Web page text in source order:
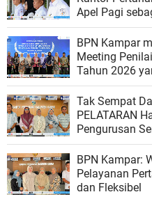
Apel Pagi
Organisasi
BPN Kampar
Meeting
Tahun 2026
Ombudsman
Tak Sempat
PELATARAN
Pengurusan
dan Minggu
BPN Kampar:
Pelayanan
dan Fleksibel